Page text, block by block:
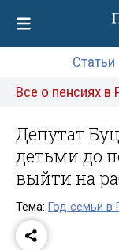
Статьи
Все о пенсиях в
Депутат
детьми до
выйти на
Тема: Год семьи в